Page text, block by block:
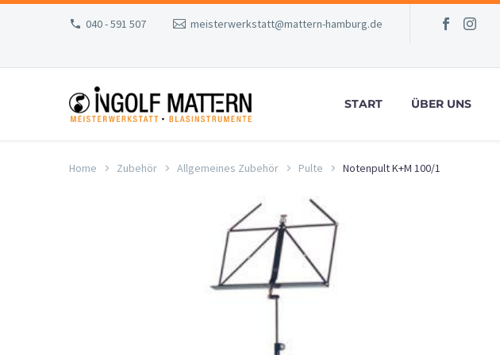
040 - 591 507
meisterwerkstatt@mattern-hamburg.de
START ÜBER UNS
Home Zubehör Allgemeines Zubehör Pulte Notenpult K+M 100/1